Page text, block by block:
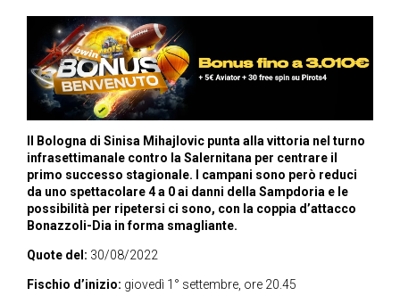
Il Bologna di Sinisa Mihajlovic punta alla vittoria nel turno
infrasettimanale contro la Salernitana per centrare il
primo successo stagionale. I campani sono però reduci
da uno spettacolare 4 a 0 ai danni della Sampdoria e le
possibilità per ripetersi ci sono, con la coppia d’attacco
Bonazzoli-Dia in forma smagliante.
Quote del: 30/08/2022
Fischio d’inizio: giovedì 1° settembre, ore 20.45